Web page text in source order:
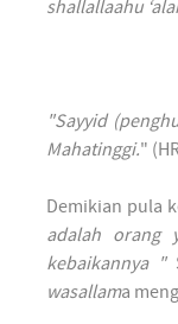
shallallaahu
"Sayyid
Mahatinggi."
Demikian pula
adalah orang
kebaikannya "
wasallama